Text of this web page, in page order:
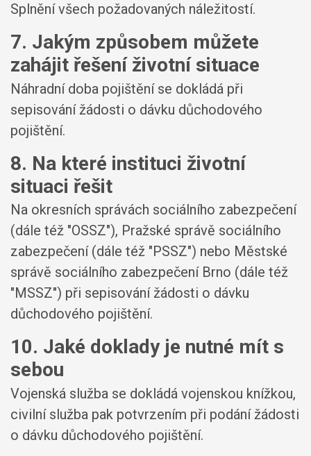
Splnění všech požadovaných náležitostí.
7. Jakým způsobem můžete
zahájit řešení životní situace
Náhradní doba pojištění se dokládá při
sepisování žádosti o dávku důchodového
pojištění.
8. Na které instituci životní
situaci řešit
Na okresních správách sociálního zabezpečení
(dále též "OSSZ"), Pražské správě sociálního
zabezpečení (dále též "PSSZ") nebo Městské
správě sociálního zabezpečení Brno (dále též
"MSSZ") při sepisování žádosti o dávku
důchodového pojištění.
10. Jaké doklady je nutné mít s
sebou
Vojenská služba se dokládá vojenskou knížkou,
civilní služba pak potvrzením při podání žádosti
o dávku důchodového pojištění.